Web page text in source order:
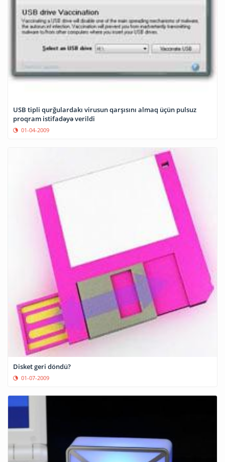
USB tipli qurğulardakı virusun qarşısını almaq üçün pulsuz
proqram istifadəyə verildi
01-04-2009
Disket geri döndü?
01-07-2009